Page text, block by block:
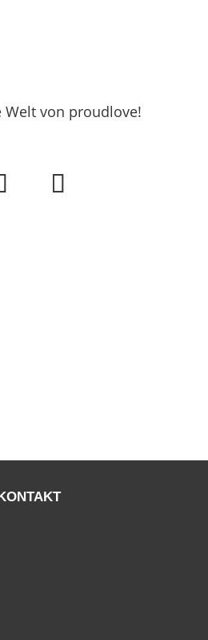
Welt von proudlove!